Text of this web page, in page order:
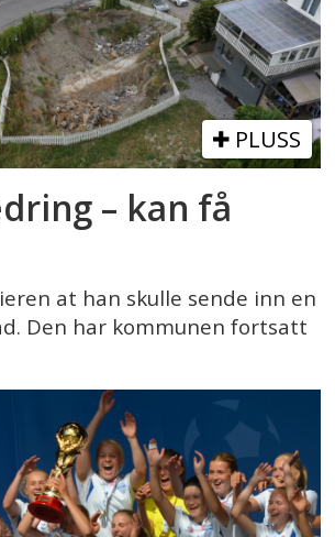
PLUSS
– kan få
at han skulle sende inn en
Den har kommunen fortsatt